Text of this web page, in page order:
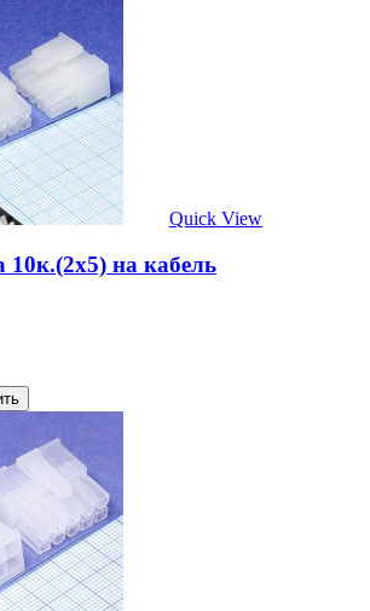
Quick View
10к.(2х5) на кабель